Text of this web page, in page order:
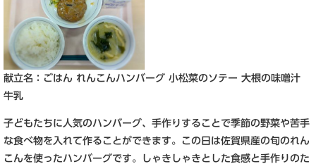
​​献立名：ごはん れんこんハンバーグ 小松菜のソテー 大根の味噌汁
牛乳
子どもたちに人気のハンバーグ、手作りすることで季節の野菜や苦手
な食べ物を入れて作ることができます。この日は佐賀県産の旬のれん
こんを使ったハンバーグです。しゃきしゃきとした食感と手作りのた